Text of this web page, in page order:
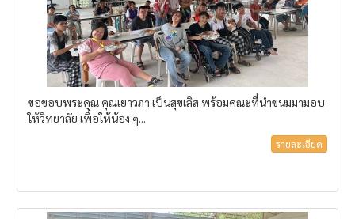
ขอขอบพระคุณ คุณเยาวภา เป็นสุขเลิส พร้อมคณะที่นำขนมมามอบ
ให้วิทยาลัย เพื่อให้น้อง ๆ...
รายละเอียด